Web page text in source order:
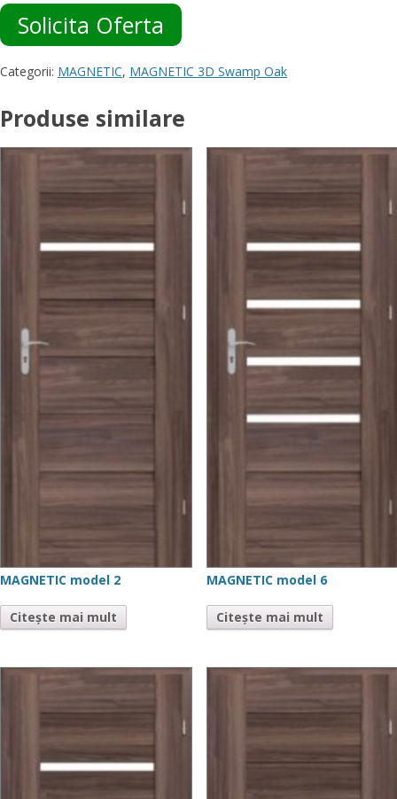
Solicita Oferta
Categorii: MAGNETIC, MAGNETIC 3D Swamp Oak
Produse similare
MAGNETIC model 2
Citește mai mult
MAGNETIC model 6
Citește mai mult